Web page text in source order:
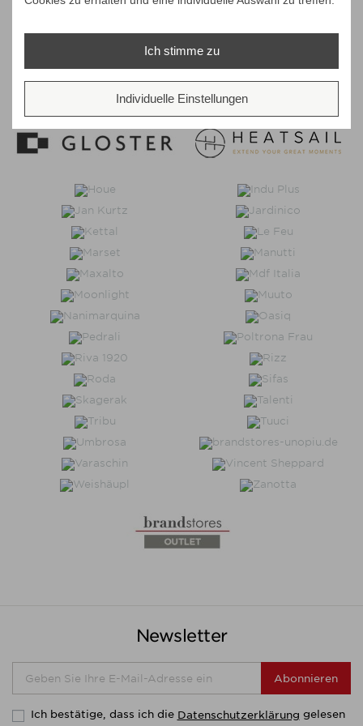
Newsletter
Abonnieren
Ich bestätige, dass ich die Datenschutzerklärung gelesen
Ich stimme zu
Individuelle Einstellungen